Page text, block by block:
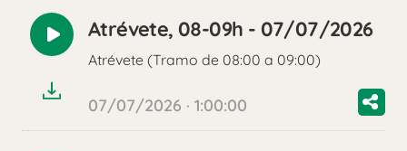
Reproducir
audio
Atrévete, 08-09h - 07/07/2026
Atrévete (Tramo de 08:00 a 09:00)
07/07/2026 · 1:00:00